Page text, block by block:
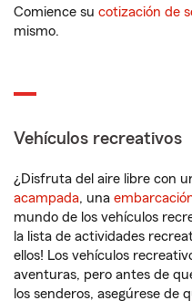
Comience su cotización de
mismo.
Vehículos recreativos
¿Disfruta del aire libre con
acampada, una
mundo de los vehículos
la lista de actividades
ellos! Los vehículos
aventuras, pero antes de
los senderos, asegúrese de